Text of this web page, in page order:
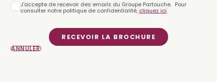
J'accepte de recevoir des emails du Groupe Partouche. Pour
consulter notre politique de confidentialité, cliquez ici.
RECEVOIR LA BROCHURE
ANNULER